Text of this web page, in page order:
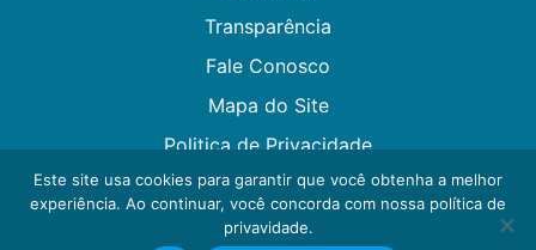
Transparência
Fale Conosco
Mapa do Site
Politica de Privacidade
Desenvolvido por GMAES
Este site usa cookies para garantir que você obtenha a melhor
experiência. Ao continuar, você concorda com nossa política de
privavidade.